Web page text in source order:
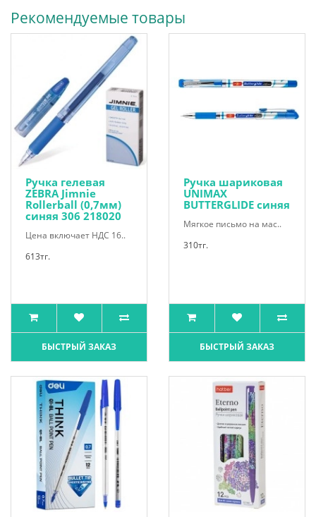
Рекомендуемые товары
Ручка гелевая
ZEBRA Jimnie
Rollerball (0,7мм)
синяя 306 218020
Цена включает НДС 16..
613тг.
БЫСТРЫЙ ЗАКАЗ
Ручка шариковая
UNIMAX
BUTTERGLIDE синяя
Мягкое письмо на мас..
310тг.
БЫСТРЫЙ ЗАКАЗ